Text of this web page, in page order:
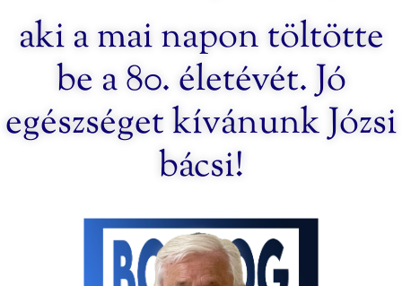
aki a mai napon töltötte
be a 80. életévét. Jó
egészséget kívánunk Józsi
bácsi!